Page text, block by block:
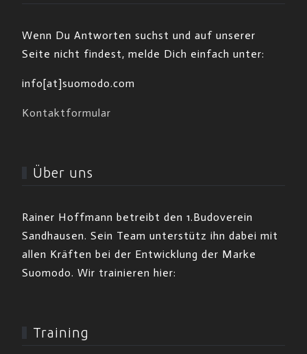
Wenn Du Antworten suchst und auf unserer
Seite nicht findest, melde Dich einfach unter:
info[at]suomodo.com
Kontaktformular
Über uns
Rainer Hoffmann betreibt den 1.Budoverein
Sandhausen. Sein Team unterstütz ihn dabei mit
allen Kräften bei der Entwicklung der Marke
Suomodo. Wir trainieren hier:
Training